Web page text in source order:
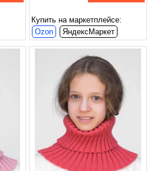
Купить на маркетплейсе:
Ozon
ЯндексМаркет